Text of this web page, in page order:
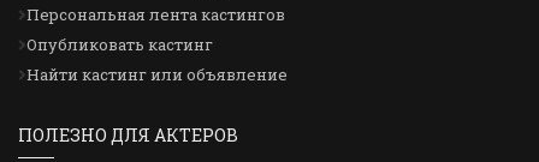
Персональная лента кастингов
Опубликовать кастинг
Найти кастинг или объявление
ПОЛЕЗНО ДЛЯ АКТЕРОВ